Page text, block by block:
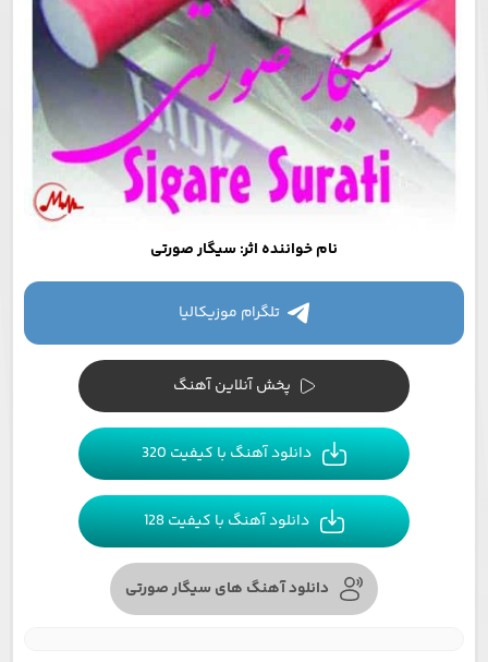
نام خواننده اثر: سیگار صورتی
تلگرام موزیکالیا
پخش آنلاین آهنگ
دانلود آهنگ با کیفیت 320
دانلود آهنگ با کیفیت 128
دانلود آهنگ های سیگار صورتی